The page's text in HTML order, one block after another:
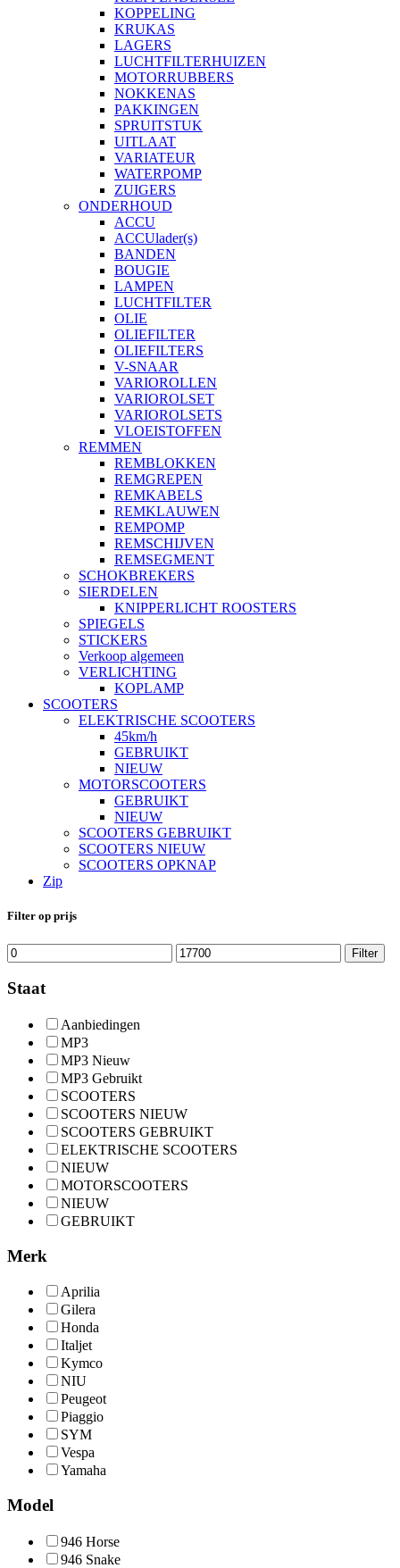
KOPPELING
KRUKAS
LAGERS
LUCHTFILTERHUIZEN
MOTORRUBBERS
NOKKENAS
PAKKINGEN
SPRUITSTUK
UITLAAT
VARIATEUR
WATERPOMP
ZUIGERS
ONDERHOUD
ACCU
ACCUlader(s)
BANDEN
BOUGIE
LAMPEN
LUCHTFILTER
OLIE
OLIEFILTER
OLIEFILTERS
V-SNAAR
VARIOROLLEN
VARIOROLSET
VARIOROLSETS
VLOEISTOFFEN
REMMEN
REMBLOKKEN
REMGREPEN
REMKABELS
REMKLAUWEN
REMPOMP
REMSCHIJVEN
REMSEGMENT
SCHOKBREKERS
SIERDELEN
KNIPPERLICHT ROOSTERS
SPIEGELS
STICKERS
Verkoop algemeen
VERLICHTING
KOPLAMP
SCOOTERS
ELEKTRISCHE SCOOTERS
45km/h
GEBRUIKT
NIEUW
MOTORSCOOTERS
GEBRUIKT
NIEUW
SCOOTERS GEBRUIKT
SCOOTERS NIEUW
SCOOTERS OPKNAP
Zip
Filter op prijs
Min.
prijs
Max.
prijs
Filter
Staat
Aanbiedingen
MP3
MP3 Nieuw
MP3 Gebruikt
SCOOTERS
SCOOTERS NIEUW
SCOOTERS GEBRUIKT
ELEKTRISCHE SCOOTERS
NIEUW
MOTORSCOOTERS
NIEUW
GEBRUIKT
Merk
Aprilia
Gilera
Honda
Italjet
Kymco
NIU
Peugeot
Piaggio
SYM
Vespa
Yamaha
Model
946 Horse
946 Snake